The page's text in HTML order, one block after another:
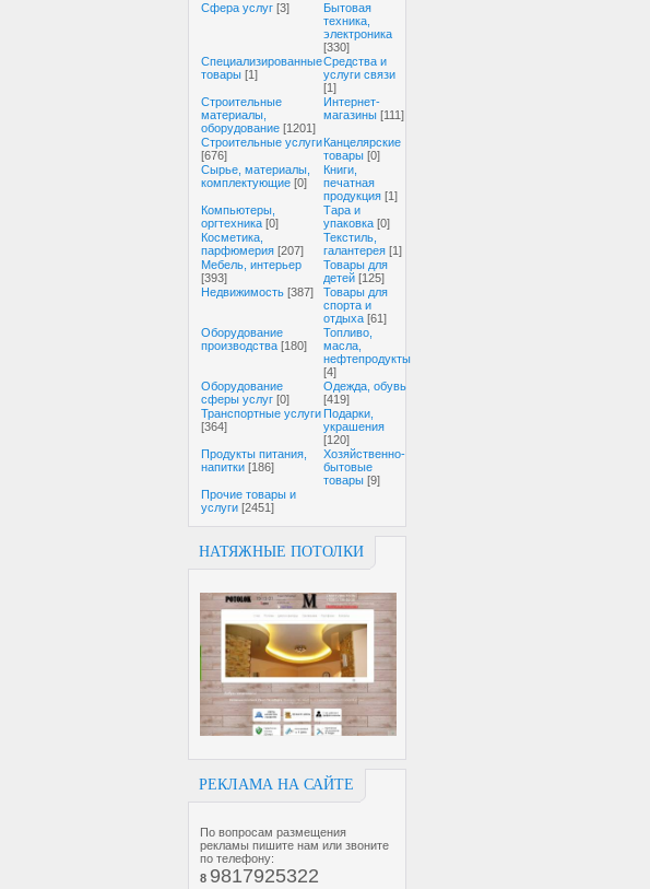
Cфера услуг [3]
Бытовая
техника,
электроника
[330]
Специализированные
товары [1]
Средства и
услуги связи
[1]
Строительные
материалы,
оборудование [1201]
Интернет-
магазины [111]
Строительные услуги
[676]
Канцелярские
товары [0]
Сырье, материалы,
комплектующие [0]
Книги,
печатная
продукция [1]
Компьютеры,
оргтехника [0]
Тара и
упаковка [0]
Косметика,
парфюмерия [207]
Текстиль,
галантерея [1]
Мебель, интерьер
[393]
Товары для
детей [125]
Недвижимость [387]
Товары для
спорта и
отдыха [61]
Оборудование
производства [180]
Топливо,
масла,
нефтепродукты
[4]
Оборудование
сферы услуг [0]
Одежда, обувь
[419]
Транспортные услуги
[364]
Подарки,
украшения
[120]
Продукты питания,
напитки [186]
Хозяйственно-
бытовые
товары [9]
Прочие товары и
услуги [2451]
НАТЯЖНЫЕ ПОТОЛКИ
РЕКЛАМА НА САЙТЕ
По вопросам размещения
рекламы пишите нам или звоните
по телефону:
8 9817925322